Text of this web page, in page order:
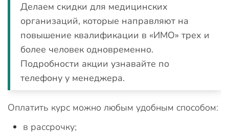
Делаем скидки для медицинских
организаций, которые направляют на
повышение квалификации в «ИМО» трех и
более человек одновременно.
Подробности акции узнавайте по
телефону у менеджера.
Оплатить курс можно любым удобным способом:
в рассрочку;